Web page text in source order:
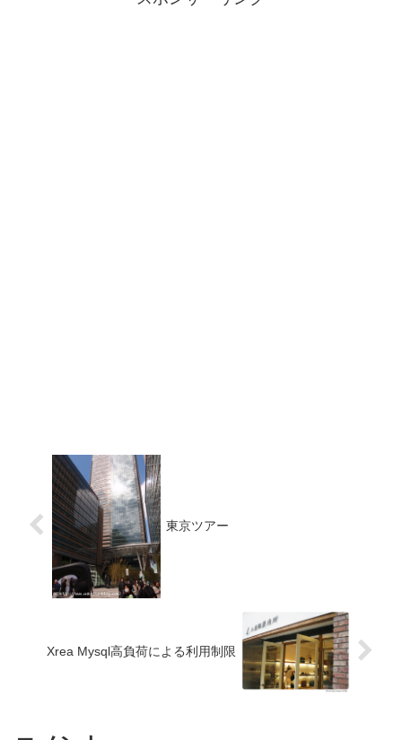
東京ツアー
Xrea Mysql高負荷による利用制限